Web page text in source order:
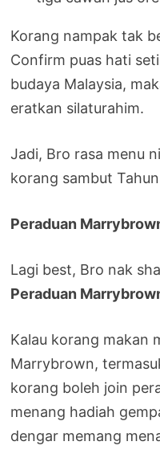
Korang nampak tak
Confirm puas hati
budaya Malaysia,
eratkan silaturahim.
Jadi, Bro rasa menu
korang sambut
Peraduan
Lagi best, Bro nak
Peraduan
Kalau korang makan
Marrybrown,
korang boleh join
menang hadiah
dengar memang